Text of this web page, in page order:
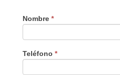
Nombre *
Teléfono *